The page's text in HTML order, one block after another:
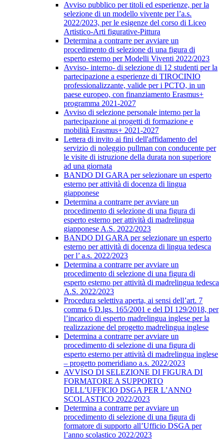
Avviso pubblico per titoli ed esperienze, per la
selezione di un modello vivente per l’a.s.
2022/2023, per le esigenze del corso di Liceo
Artistico-Arti figurative-Pittura
Determina a contrarre per avviare un
procedimento di selezione di una figura di
esperto esterno per Modelli Viventi 2022/2023
Avviso- interno- di selezione di 12 studenti per la
partecipazione a esperienze di TIROCINIO
professionalizzante, valide per i PCTO, in un
paese europeo, con finanziamento Erasmus+
programma 2021-2027
Avviso di selezione personale interno per la
partecipazione ai progetti di formazione e
mobilità Erasmus+ 2021-2027
Lettera di invito ai fini dell'affidamento del
servizio di noleggio pullman con conducente per
le visite di istruzione della durata non superiore
ad una giornata
BANDO DI GARA per selezionare un esperto
esterno per attività di docenza di lingua
giapponese
Determina a contrarre per avviare un
procedimento di selezione di una figura di
esperto esterno per attività di madrelingua
giapponese A.S. 2022/2023
BANDO DI GARA per selezionare un esperto
esterno per attività di docenza di lingua tedesca
per l’ a.s. 2022/2023
Determina a contrarre per avviare un
procedimento di selezione di una figura di
esperto esterno per attività di madrelingua tedesca
A.S. 2022/2023
Procedura selettiva aperta, ai sensi dell’art. 7
comma 6 D.lgs. 165/2001 e del DI 129/2018, per
l’incarico di esperto madrelingua inglese per la
realizzazione del progetto madrelingua inglese
Determina a contrarre per avviare un
procedimento di selezione di una figura di
esperto esterno per attività di madrelingua inglese
– progetto pomeridiano a.s. 2022/2023
AVVISO DI SELEZIONE DI FIGURA DI
FORMATORE A SUPPORTO
DELL’UFFICIO DSGA PER L’ANNO
SCOLASTICO 2022/2023
Determina a contrarre per avviare un
procedimento di selezione di una figura di
formatore di supporto all’Ufficio DSGA per
l’anno scolastico 2022/2023